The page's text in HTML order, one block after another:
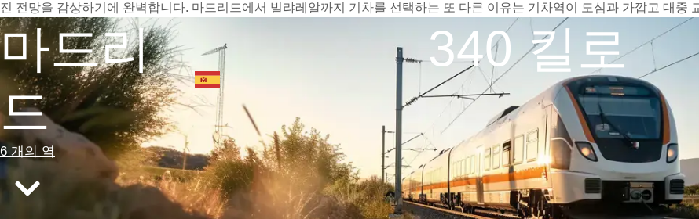
진 전망을 감상하기에 완벽합니다. 마드리드에서 빌랴레알까지 기차를 선택하는 또 다른 이유는 기차역이 도심과 가깝고 대중
마드리
드
6 개의 역
340 킬로